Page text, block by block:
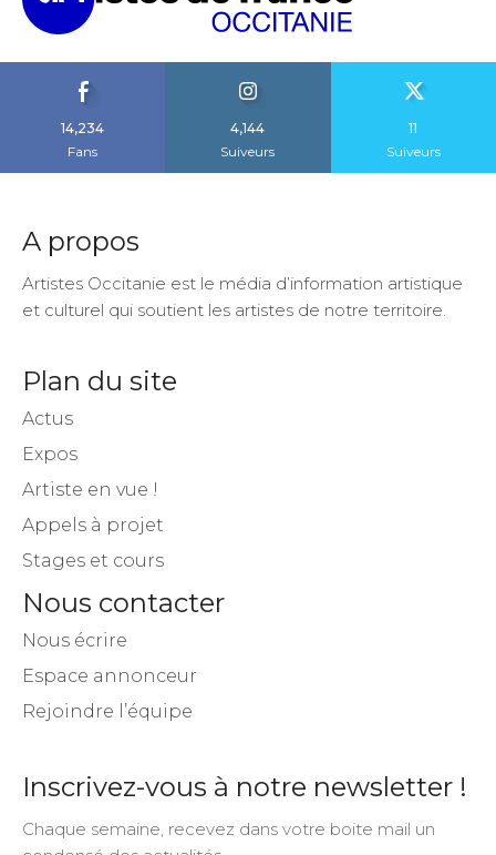
14,234
Fans
4,144
Suiveurs
11
Suiveurs
A propos
Artistes Occitanie est le média d’information artistique
et culturel qui soutient les artistes de notre territoire.
Plan du site
Actus
Expos
Artiste en vue !
Appels à projet
Stages et cours
Nous contacter
Nous écrire
Espace annonceur
Rejoindre l’équipe
Inscrivez-vous à notre newsletter !
Chaque semaine, recevez dans votre boite mail un